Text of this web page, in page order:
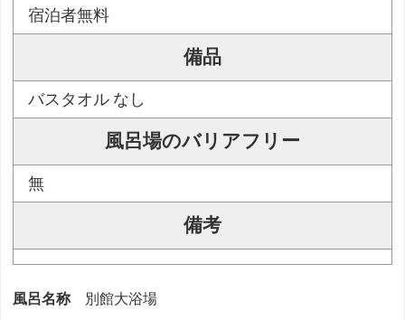
宿泊者無料
備品
バスタオル なし
風呂場のバリアフリー
無
備考
風呂名称 別館大浴場